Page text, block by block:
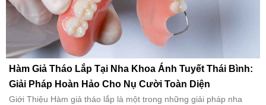
Hàm Giả Tháo Lắp Tại Nha Khoa Ánh Tuyết Thái Bình:
Giải Pháp Hoàn Hảo Cho Nụ Cười Toàn Diện
Giới Thiệu Hàm giả tháo lắp là một trong những giải pháp nha